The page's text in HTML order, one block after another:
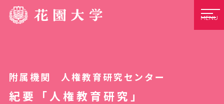
MENU
附属機関 人権教育研究センター
紀要「人権教育研究」